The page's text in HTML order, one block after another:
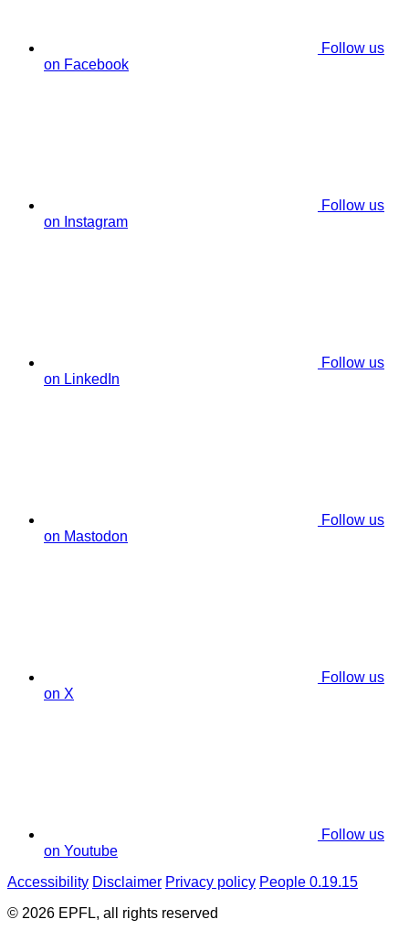
Follow us
on Facebook
Follow us
on Instagram
Follow us
on LinkedIn
Follow us
on Mastodon
Follow us
on X
Follow us
on Youtube
Accessibility Disclaimer Privacy policy People 0.19.15
© 2026 EPFL, all rights reserved